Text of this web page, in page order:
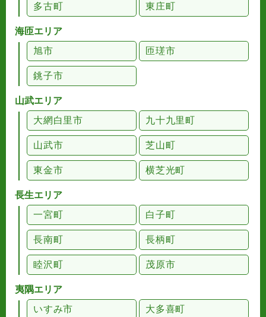
多古町 東庄町
海匝エリア
旭市
匝瑳市
銚子市
山武エリア
大網白里市
九十九里町
山武市 芝山町
東金市 横芝光町
長生エリア
一宮町
白子町
長南町 長柄町
睦沢町 茂原市
夷隅エリア
いすみ市
大多喜町